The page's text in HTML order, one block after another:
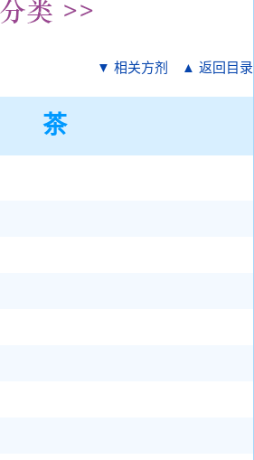
▼ 相关方剂 ▲ 返回目录
茶